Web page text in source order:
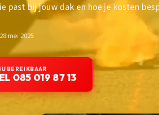
past bij jouw dak en hoe je kosten
28 mei 2025
BEREIKBAAR
085 019 87 13